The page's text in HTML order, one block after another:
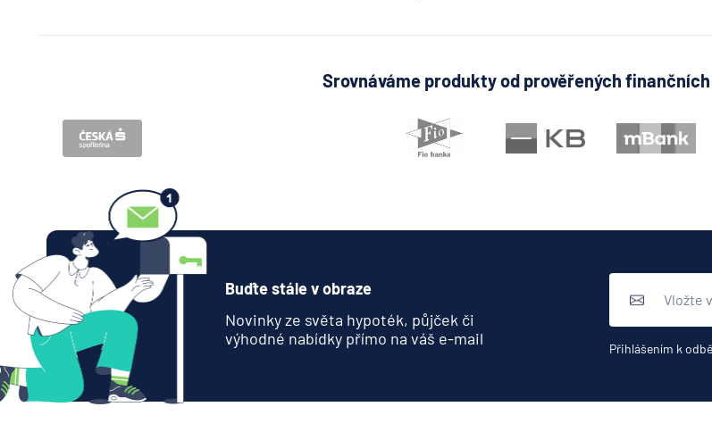
Srovnáváme produkty od prověřených
Buďte stále v obraze
Novinky ze světa hypoték, půjček či
výhodné nabídky přímo na váš e-mail
Přihlášením k